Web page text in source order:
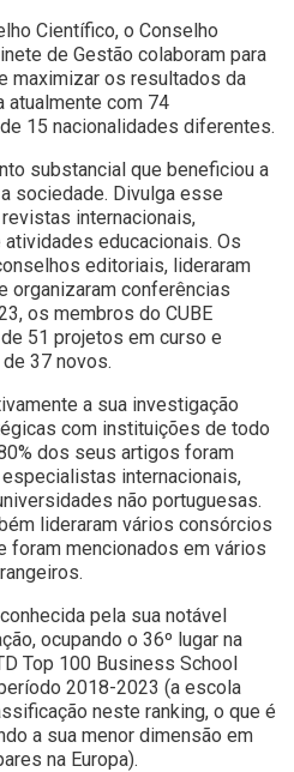
Científico, o Conselho
de Gestão colaboram para
maximizar os resultados da
atualmente com 74
15 nacionalidades diferentes.
substancial que beneficiou a
sociedade. Divulga esse
internacionais,
educacionais. Os
editoriais, lideraram
organizaram conferências
os membros do CUBE
51 projetos em curso e
37 novos.
a sua investigação
com instituições de todo
dos seus artigos foram
internacionais,
não portuguesas.
lideraram vários consórcios
foram mencionados em vários
pela sua notável
ocupando o 36º lugar na
Top 100 Business School
2018-2023 (a escola
neste ranking, o que é
a sua menor dimensão em
na Europa).